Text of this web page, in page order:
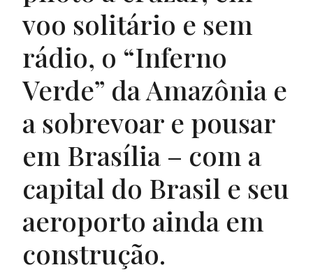
voo solitário e sem
rádio, o “Inferno
Verde” da Amazônia e
a sobrevoar e pousar
em Brasília – com a
capital do Brasil e seu
aeroporto ainda em
construção.